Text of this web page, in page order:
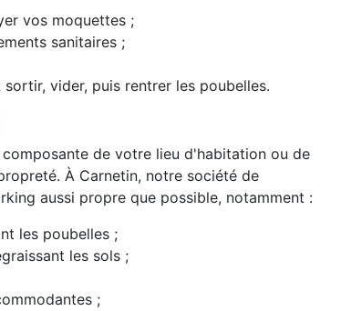
vos moquettes ;
sanitaires ;
vider, puis rentrer les poubelles.
de votre lieu d'habitation ou de
À Carnetin, notre société de
aussi propre que possible, notamment :
les poubelles ;
les sols ;
;